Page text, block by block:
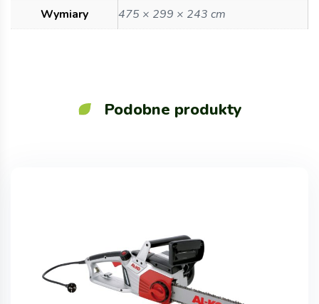
Wymiary
475 × 299 × 243 cm
Podobne produkty